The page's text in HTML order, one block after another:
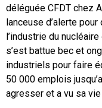
déléguée CFDT chez
lanceuse d’alerte
l’industrie du
s’est battue bec et
industriels pour faire
50 000 emplois
agresser et a vu sa